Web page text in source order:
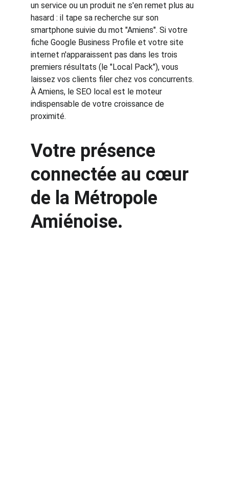
un service ou un produit ne s'en remet plus au
hasard : il tape sa recherche sur son
smartphone suivie du mot "Amiens". Si votre
fiche Google Business Profile et votre site
internet n'apparaissent pas dans les trois
premiers résultats (le "Local Pack"), vous
laissez vos clients filer chez vos concurrents.
À Amiens, le SEO local est le moteur
indispensable de votre croissance de
proximité.
Votre présence
connectée au cœur
de la Métropole
Amiénoise.